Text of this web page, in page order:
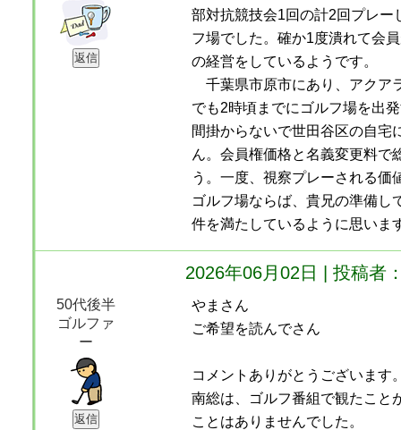
部対抗競技会1回の計2回プレー
フ場でした。確か1度潰れて会
の経営をしているようです。
千葉県市原市にあり、アクア
でも2時頃までにゴルフ場を出
間掛からないで世田谷区の自宅
ん。会員権価格と名義変更料で
う。一度、視察プレーされる価
ゴルフ場ならば、貴兄の準備し
件を満たしているように思いま
2026年06月02日 | 投稿者
50代後半
ゴルファ
ー
やまさん
ご希望を読んでさん
コメントありがとうございます
南総は、ゴルフ番組で観たこと
ことはありませんでした。